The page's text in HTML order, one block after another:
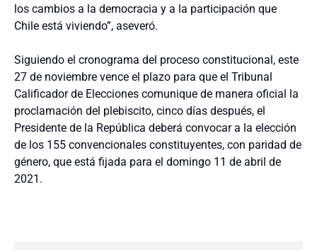
los cambios a la democracia y a la participación que
Chile está viviendo”, aseveró.
Siguiendo el cronograma del proceso constitucional, este
27 de noviembre vence el plazo para que el Tribunal
Calificador de Elecciones comunique de manera oficial la
proclamación del plebiscito, cinco días después, el
Presidente de la República deberá convocar a la elección
de los 155 convencionales constituyentes, con paridad de
género, que está fijada para el domingo 11 de abril de
2021.